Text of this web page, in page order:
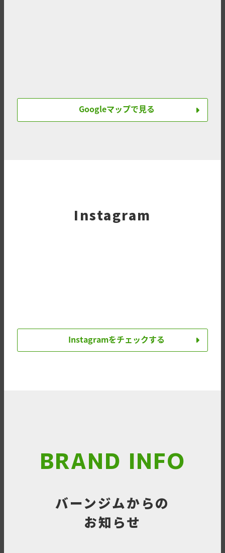
Googleマップで見る
Instagram
Instagramをチェックする
BRAND INFO
バーンジムからの
お知らせ